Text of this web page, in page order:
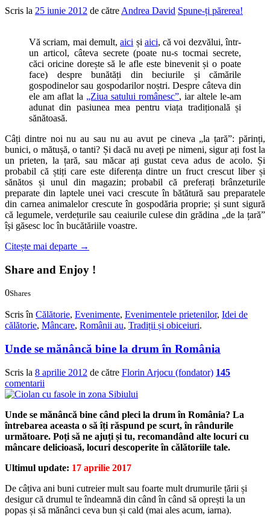
Scris la 25 iunie 2012 de cătreAndrea David Spune-ți părerea!
Vă scriam, mai demult,aici și aici, că voi dezvălui, într-
un articol, câteva secrete (poate nu-s tocmai secrete,
căci oricine dorește să le afle este binevenit și o poate
face) despre bunătăți din beciurile și cămările
gospodinelor sau gospodarilor noștri. Despre câteva din
ele am aflat la „Ziua satului românesc”, iar altele le-am
adunat din pasiunea mea pentru viața tradițională și
sănătoasă.
Câți dintre noi nu au sau nu au avut pe cineva „la țară”: părinți,
bunici, o mătușă, o tanti? Și dacă nu aveți pe nimeni, sigur ați fost la
un prieten, la țară, sau măcar ați gustat ceva adus de acolo. Și
probabil că știți care este diferența dintre un fruct crescut liber și
sănătos și unul din magazin; probabil că preferați brânzeturile
preparate din laptele unei vaci crescute în bătătură sau preparatele
din carnea animalelor crescute în gospodăria proprie; și sunt sigură
că legumele, verdețurile sau ceaiurile culese din grădina „de la țară”
își găsesc loc în bucătăriile voastre.
Citește mai departe →
Share and Enjoy !
0Shares
Scris în Călătorie, Evenimente, Evenimentele prietenilor, Idei de
călătorie, Mâncare, Românii au, Tradiții și obiceiuri.
Unde se mănâncă bine la drum în România
Scris la 8 aprilie 2012 de către Florin Arjocu (fondator) 145
comentarii
Unde se mănâncă bine când pleci la drum în România? La
întrebarea aceasta o să îți răspund pe scurt, în rândurile
următoare. Poți să ne ajuți și tu, recomandând alte locuri cu
mâncare delicioasă, locuri descoperite în călătoriile tale.
Ultimul update: 17 aprilie 2017
De câțiva ani buni cutreier mult sau foarte mult drumurile țării și
desigur că drumul te îndeamnă din când în când să oprești la un
popas și să mănânci ceva bun și cald (mai ales acum, iarna).